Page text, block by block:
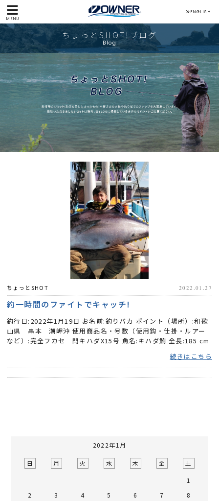
MENU
ENGLISH
ちょっとSHOT!ブログ
Blog
ちょっとSHOT 2022.01.27
約一時間のファイトでキャッチ!
釣行日:2022年1月19日 お名前:釣りバカ ポイント（場所）:和歌
山県 串本 潮岬沖 使用商品名・号数（使用鈎・仕掛・ルアー
など）:完全フカセ 閂キハダX15号 魚名:キハダ鮪 全長:185 cm
続きはこちら
2022年1月
日 月 火 水 木 金 土
1
2
3 4 5 6 7
8